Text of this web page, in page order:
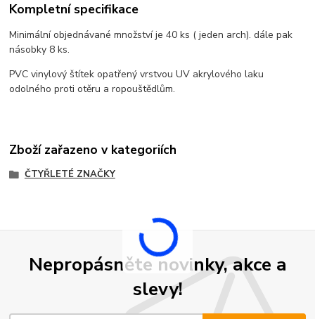
Kompletní specifikace
Minimální objednávané množství je 40 ks ( jeden arch). dále pak
násobky 8 ks.
PVC vinylový štítek opatřený vrstvou UV akrylového laku
odolného proti otěru a ropouštědlům.
Zboží zařazeno v kategoriích
ČTYŘLETÉ ZNAČKY
Nepropásněte novinky, akce a
slevy!